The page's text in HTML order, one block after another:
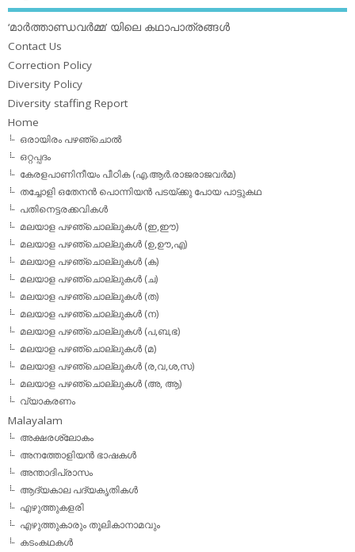
‘മാര്‍ത്താണ്ഡവര്‍മ്മ’ യിലെ കഥാപാത്രങ്ങള്‍
Contact Us
Correction Policy
Diversity Policy
Diversity staffing Report
Home
ഒരായിരം പഴഞ്ചൊല്‍
ഒറ്റപ്പദം
കേരളപാണിനീയം പീഠിക (എ.ആര്‍.രാജരാജവര്‍മ)
തച്ചോളി ഒതേനൻ പൊന്നിയൻ പടയ്‌ക്കു പോയ പാട്ടുകഥ
പതിനെട്ടരക്കവികള്‍
മലയാള പഴഞ്ചൊല്ലുകള്‍ (ഇ,ഈ)
മലയാള പഴഞ്ചൊല്ലുകള്‍ (ഉ,ഊ,എ)
മലയാള പഴഞ്ചൊല്ലുകള്‍ (ക)
മലയാള പഴഞ്ചൊല്ലുകള്‍ (ച)
മലയാള പഴഞ്ചൊല്ലുകള്‍ (ത)
മലയാള പഴഞ്ചൊല്ലുകള്‍ (ന)
മലയാള പഴഞ്ചൊല്ലുകള്‍ (പ,ബ,ഭ)
മലയാള പഴഞ്ചൊല്ലുകള്‍ (മ)
മലയാള പഴഞ്ചൊല്ലുകള്‍ (ര,വ,ശ,സ)
മലയാള പഴഞ്ചൊല്ലുകൾ (അ, ആ)
വ്യാകരണം
Malayalam
അക്ഷരശ്ലോകം
അനത്തോളിയന്‍ ഭാഷകള്‍
അന്താദിപ്രാസം
ആദ്യകാല പദ്യകൃതികള്‍
എഴുത്തുകളരി
എഴുത്തുകാരും തൂലികാനാമവും
കടംകഥകള്‍